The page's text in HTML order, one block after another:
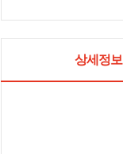
상세정보